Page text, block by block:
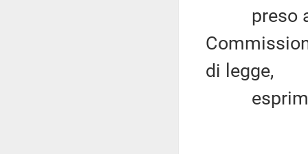
preso
di legge,